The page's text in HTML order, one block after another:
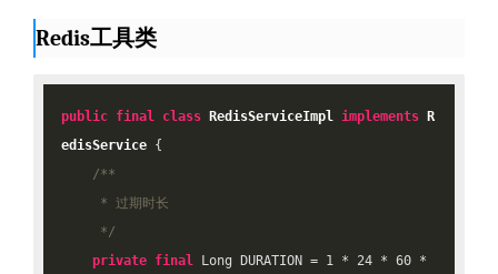
Redis工具类
public final class RedisServiceImpl implements
R
edisService {
/**
* 过期时长
*/
private final Long DURATION = 1 * 24 * 60 *